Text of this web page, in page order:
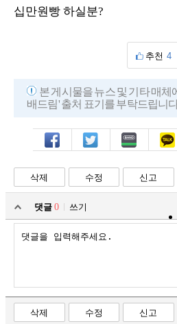
십만원빵 하실분?
추천 4
본 게시물을 뉴스 및 기타 매체
배드림' 출처 표기를 부탁드립니
페북 트윗 밴드 카톡
삭제 수정 신고
댓글 0
쓰기
삭제 수정 신고